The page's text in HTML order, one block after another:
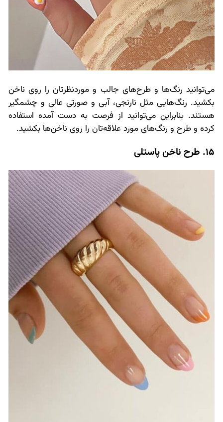
می‌توانید رنگ‌ها و طرح‌های جالب و موردنظرتان را روی ناخن
بکشید. رنگ‌هایی مثل نارنجی، آبی و صورتی عالی و چشمگیر
هستند. بنابراین می‌توانید از فرصت به دست آمده استفاده
کرده و طرح و رنگ‌های مورد علاقه‌تان را روی ناخن‌ها بکشید.
15. طرح ناخن پاستلی